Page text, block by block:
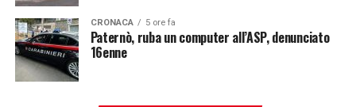
CRONACA 5 ore fa
Paternò, ruba un computer all’ASP, denunciato
16enne